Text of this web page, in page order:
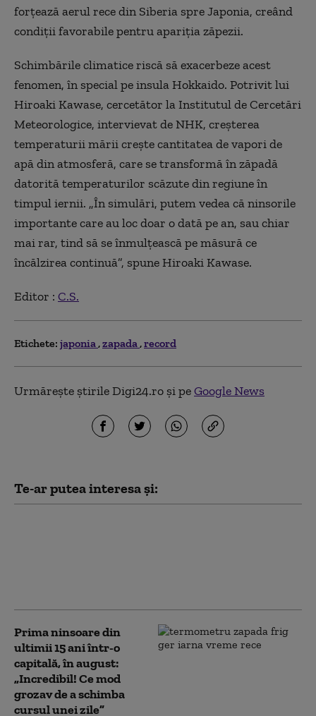
forţează aerul rece din Siberia spre Japonia, creând
condiţii favorabile pentru apariţia zăpezii.
Schimbările climatice riscă să exacerbeze acest
fenomen, în special pe insula Hokkaido. Potrivit lui
Hiroaki Kawase, cercetător la Institutul de Cercetări
Meteorologice, intervievat de NHK, creşterea
temperaturii mării creşte cantitatea de vapori de
apă din atmosferă, care se transformă în zăpadă
datorită temperaturilor scăzute din regiune în
timpul iernii. „În simulări, putem vedea că ninsorile
importante care au loc doar o dată pe an, sau chiar
mai rar, tind să se înmulţească pe măsură ce
încălzirea continuă”, spune Hiroaki Kawase.
Editor : C.S.
Etichete: japonia zapada record
Urmărește știrile Digi24.ro și peGoogle News
Te-ar putea interesa și:
Prima ninsoare din
ultimii 15 ani într-o
capitală, în august:
„Incredibil! Ce mod
grozav de a schimba
cursul unei zile”